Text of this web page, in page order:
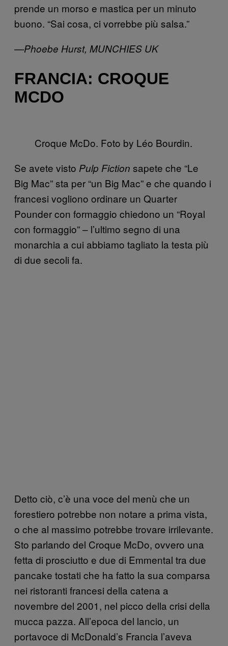
prende un morso e mastica per un minuto
buono. “Sai cosa, ci vorrebbe più salsa.”
—Phoebe Hurst, MUNCHIES UK
FRANCIA: CROQUE
MCDO
Croque McDo. Foto by Léo Bourdin.
Se avete visto Pulp Fiction sapete che “Le
Big Mac” sta per “un Big Mac” e che quando i
francesi vogliono ordinare un Quarter
Pounder con formaggio chiedono un “Royal
con formaggio” – l’ultimo segno di una
monarchia a cui abbiamo tagliato la testa più
di due secoli fa.
Detto ciò, c’è una voce del menù che un
forestiero potrebbe non notare a prima vista,
o che al massimo potrebbe trovare irrilevante.
Sto parlando del Croque McDo, ovvero una
fetta di prosciutto e due di Emmental tra due
pancake tostati che ha fatto la sua comparsa
nei ristoranti francesi della catena a
novembre del 2001, nel picco della crisi della
mucca pazza. All’epoca del lancio, un
portavoce di McDonald’s Francia l’aveva